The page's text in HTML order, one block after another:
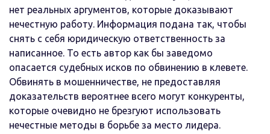
нет реальных аргументов, которые доказывают
нечестную работу. Информация подана так, чтобы
снять с себя юридическую ответственность за
написанное. То есть автор как бы заведомо
опасается судебных исков по обвинению в клевете.
Обвинять в мошенничестве, не предоставляя
доказательств вероятнее всего могут конкуренты,
которые очевидно не брезгуют использовать
нечестные методы в борьбе за место лидера.